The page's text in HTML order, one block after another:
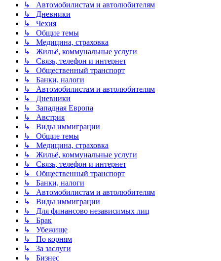
↳ Автомобилистам и автолюбителям
↳ Дневники
↳ Чехия
↳ Общие темы
↳ Медицина, страховка
↳ Жильё, коммунальные услуги
↳ Связь, телефон и интернет
↳ Общественный транспорт
↳ Банки, налоги
↳ Автомобилистам и автолюбителям
↳ Дневники
↳ Западная Европа
↳ Австрия
↳ Виды иммиграции
↳ Общие темы
↳ Медицина, страховка
↳ Жильё, коммунальные услуги
↳ Связь, телефон и интернет
↳ Общественный транспорт
↳ Банки, налоги
↳ Автомобилистам и автолюбителям
↳ Виды иммиграции
↳ Для финансово независимых лиц
↳ Брак
↳ Убежище
↳ По корням
↳ За заслуги
↳ Бизнес